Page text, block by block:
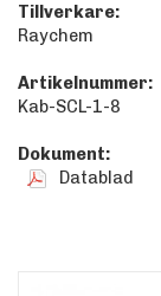
Tillverkare:
Raychem
Artikelnummer:
Kab-SCL-1-8
Dokument:
Datablad